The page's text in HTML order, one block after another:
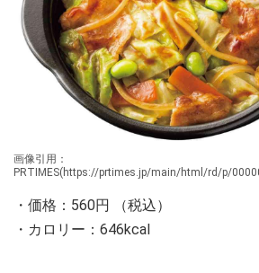
画像引用：
PRTIMES(https://prtimes.jp/main/html/rd/p/
・価格：560円 （税込）
・カロリー：646kcal